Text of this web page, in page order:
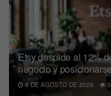
Etsy despide al 12%
negocio y
6 DE AGOSTO DE 2026